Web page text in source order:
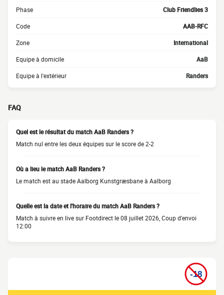
Phase Club Friendlies 3
Code AAB-RFC
Zone International
Equipe à domicile AaB
Equipe à l'extérieur Randers
FAQ
Quel est le résultat du match AaB Randers ?
Match nul entre les deux équipes sur le score de 2-2
Où a lieu le match AaB Randers ?
Le match est au stade Aalborg Kunstgræsbane à Aalborg
Quelle est la date et l'horaire du match AaB Randers ?
Match à suivre en live sur Footdirect le 08 juillet 2026, Coup d'envoi
12:00